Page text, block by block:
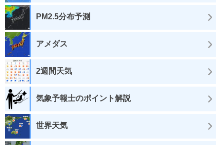
PM2.5分布予測
アメダス
2週間天気
気象予報士のポイント解説
世界天気